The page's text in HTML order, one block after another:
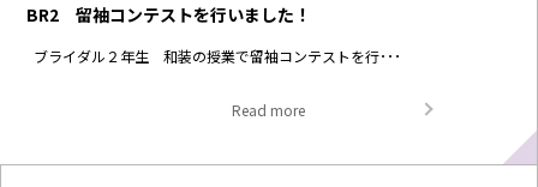
BR2 留袖コンテストを行いました！
ブライダル２年生 和装の授業で留袖コンテストを行･･･
Read more